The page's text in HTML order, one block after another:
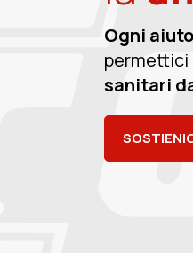
Ogni
permettici
sanitari